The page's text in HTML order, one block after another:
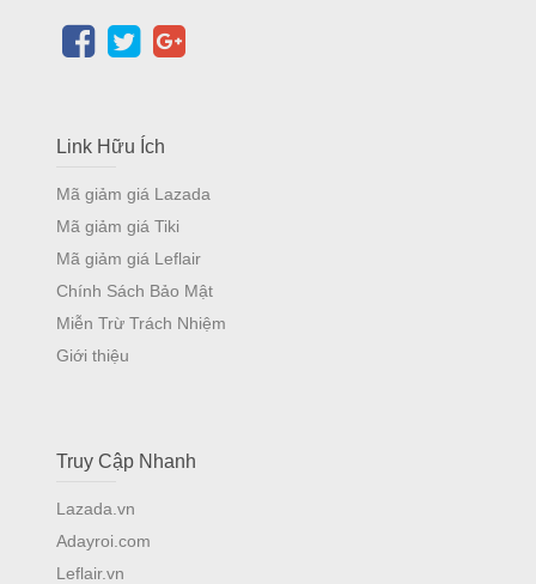
Link Hữu Ích
Mã giảm giá Lazada
Mã giảm giá Tiki
Mã giảm giá Leflair
Chính Sách Bảo Mật
Miễn Trừ Trách Nhiệm
Giới thiệu
Truy Cập Nhanh
Lazada.vn
Adayroi.com
Leflair.vn